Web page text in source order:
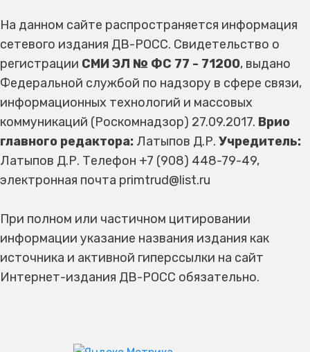
На данном сайте распространяется информация
сетевого издания ДВ-РОСС. Свидетельство о
регистрации СМИ ЭЛ № ФС 77 - 71200, выдано
Федеральной службой по надзору в сфере связи,
информационных технологий и массовых
коммуникаций (Роскомнадзор) 27.09.2017. Врио
главного редактора: Латыпов Д.Р. Учредитель:
Латыпов Д.Р. Телефон +7 (908) 448-79-49,
электронная почта primtrud@list.ru
При полном или частичном цитировании
информации указание названия издания как
источника и активной гиперссылки на сайт
Интернет-издания ДВ-РОСС обязательно.